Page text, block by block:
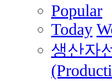
Popular
Today
생산자